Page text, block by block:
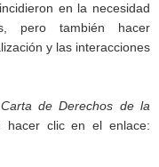
en la necesidad
pero también hacer
y las interacciones
Carta de Derechos de la
hacer clic en el enlace: